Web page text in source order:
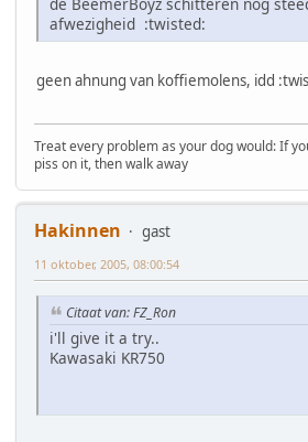
de BeemerBoyz schitteren nog
afwezigheid :twisted:
geen ahnung van koffiemolens, idd
Treat every problem as your dog would: If
piss on it, then walk away
Hakinnen
gast
11 oktober, 2005, 08:00:54
Citaat van: FZ_Ron
i'll give it a try..
Kawasaki KR750